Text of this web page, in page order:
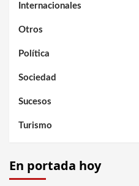
Internacionales
Otros
Política
Sociedad
Sucesos
Turismo
En portada hoy